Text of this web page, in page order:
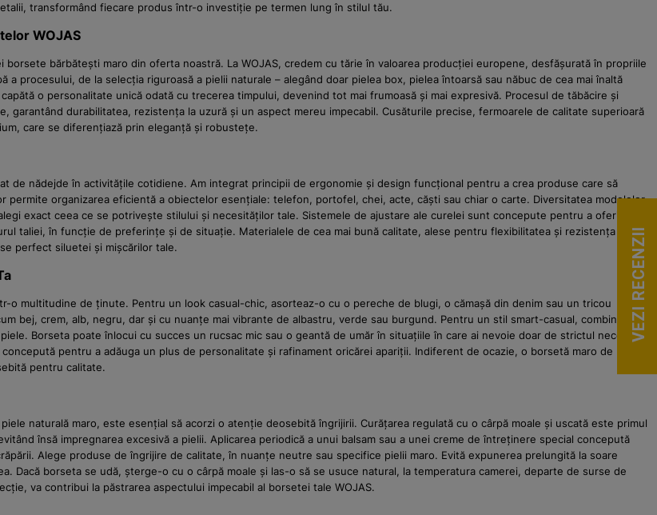
transformând fiecare produs într-o investiție pe termen lung în stilul tău.
WOJAS
bărbătești maro din oferta noastră. La WOJAS, credem cu tărie în valoarea producției europene, desfășurată în propriile
procesului, de la selecția riguroasă a pielii naturale – alegând doar pielea box, pielea întoarsă sau năbuc de cea mai înaltă
o personalitate unică odată cu trecerea timpului, devenind tot mai frumoasă și mai expresivă. Procesul de tăbăcire și
durabilitatea, rezistența la uzură și un aspect mereu impecabil. Cusăturile precise, fermoarele de calitate superioară
care se diferențiază prin eleganță și robustețe.
de nădejde în activitățile cotidiene. Am integrat principii de ergonomie și design funcțional pentru a crea produse care să
organizarea eficientă a obiectelor esențiale: telefon, portofel, chei, acte, căști sau chiar o carte. Diversitatea modelelor
exact ceea ce se potrivește stilului și necesităților tale. Sistemele de ajustare ale curelei sunt concepute pentru a oferi un
taliei, în funcție de preferințe și de situație. Materialele de cea mai bună calitate, alese pentru flexibilitatea și rezistența lor,
perfect siluetei și mișcărilor tale.
multitudine de ținute. Pentru un look casual-chic, asorteaz-o cu o pereche de blugi, o cămașă din denim sau un tricou
bej, crem, alb, negru, dar și cu nuanțe mai vibrante de albastru, verde sau burgund. Pentru un stil smart-casual, combin-o cu
Borseta poate înlocui cu succes un rucsac mic sau o geantă de umăr în situațiile în care ai nevoie doar de strictul necesar.
pentru a adăuga un plus de personalitate și rafinament oricărei apariții. Indiferent de ocazie, o borsetă maro de la noi
pentru calitate.
naturală maro, este esențial să acorzi o atenție deosebită îngrijirii. Curățarea regulată cu o cârpă moale și uscată este primul
însă impregnarea excesivă a pielii. Aplicarea periodică a unui balsam sau a unei creme de întreținere special concepută
Alege produse de îngrijire de calitate, în nuanțe neutre sau specifice pielii maro. Evită expunerea prelungită la soare
Dacă borseta se udă, șterge-o cu o cârpă moale și las-o să se usuce natural, la temperatura camerei, departe de surse de
va contribui la păstrarea aspectului impecabil al borsetei tale WOJAS.
VEZI RECENZII